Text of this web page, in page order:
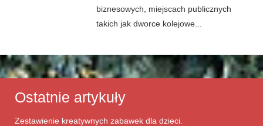
biznesowych, miejscach publicznych
takich jak dworce kolejowe...
Ostatnie artykuły
Zestawienie kreatywnych zabawek dla dzieci.